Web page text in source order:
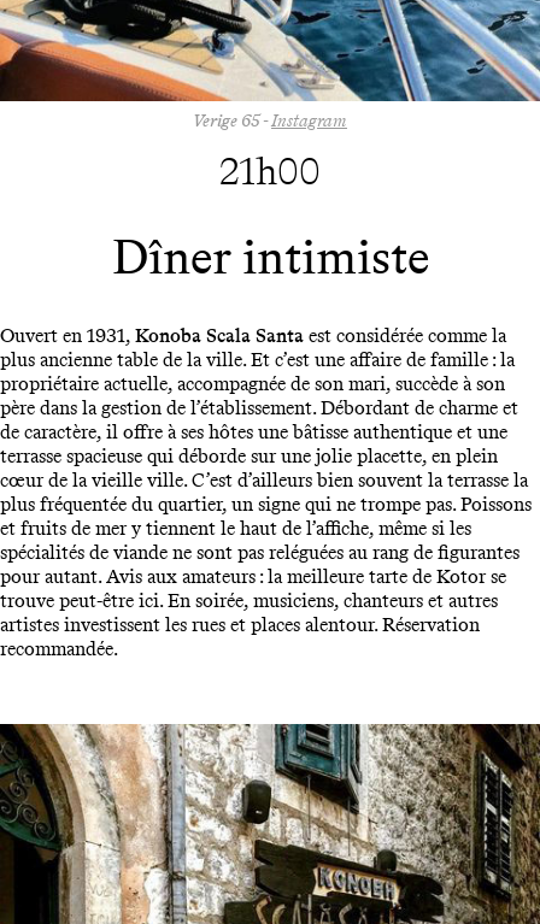
Verige 65-Instagram
21h00
Dîner intimiste
Ouvert en 1931, Konoba Scala Santa est considérée comme la
plus ancienne table de la ville. Et c’est une affaire de famille : la
propriétaire actuelle, accompagnée de son mari, succède à son
père dans la gestion de l’établissement. Débordant de charme et
de caractère, il offre à ses hôtes une bâtisse authentique et une
terrasse spacieuse qui déborde sur une jolie placette, en plein
cœur de la vieille ville. C’est d’ailleurs bien souvent la terrasse la
plus fréquentée du quartier, un signe qui ne trompe pas. Poissons
et fruits de mer y tiennent le haut de l’affiche, même si les
spécialités de viande ne sont pas reléguées au rang de figurantes
pour autant. Avis aux amateurs : la meilleure tarte de Kotor se
trouve peut-être ici. En soirée, musiciens, chanteurs et autres
artistes investissent les rues et places alentour. Réservation
recommandée.